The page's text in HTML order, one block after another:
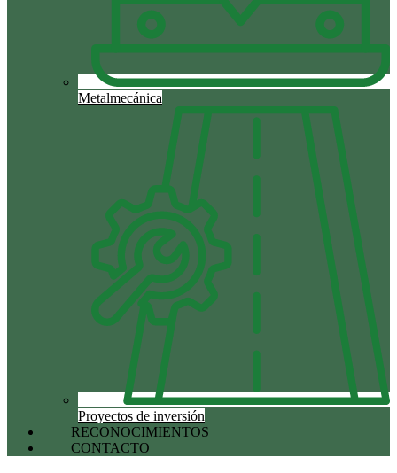
Metalmecánica
Proyectos de inversión
RECONOCIMIENTOS
CONTACTO